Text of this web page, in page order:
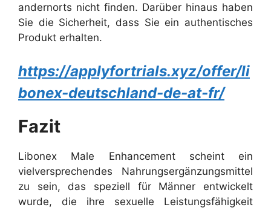
andernorts nicht finden. Darüber hinaus haben
Sie die Sicherheit, dass Sie ein authentisches
Produkt erhalten.
https://applyfortrials.xyz/offer/li
bonex-deutschland-de-at-fr/
Fazit
Libonex Male Enhancement scheint ein
vielversprechendes Nahrungsergänzungsmittel
zu sein, das speziell für Männer entwickelt
wurde, die ihre sexuelle Leistungsfähigkeit